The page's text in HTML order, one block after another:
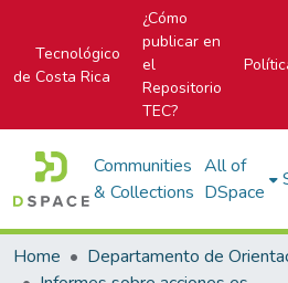
Tecnológico
de Costa Rica
¿Cómo
publicar en
el
Repositorio
TEC?
Communities
& Collections
All of
DSpace
Home